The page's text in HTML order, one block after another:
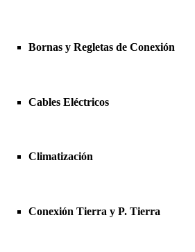
Bornas y Regletas de Conexión
Cables Eléctricos
Climatización
Conexión Tierra y P. Tierra